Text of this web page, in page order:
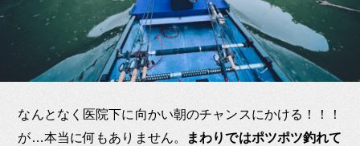
なんとなく医院下に向かい朝のチャンスにかける！！！
が…本当に何もありません。
まわりではポツポツ釣れて